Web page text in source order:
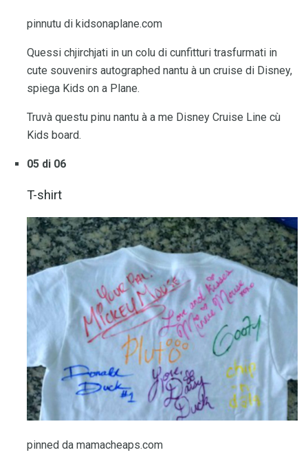
pinnutu di kidsonaplane.com
Quessi chjirchjati in un colu di cunfitturi trasfurmati in
cute souvenirs autographed nantu à un cruise di Disney,
spiega Kids on a Plane.
Truvà questu pinu nantu à a me Disney Cruise Line cù
Kids board.
05 di 06
T-shirt
pinned da mamacheaps.com